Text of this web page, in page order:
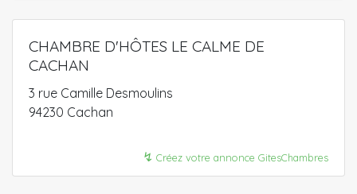
CHAMBRE D'HÔTES LE CALME DE
CACHAN
3 rue Camille Desmoulins
94230 Cachan
↯ Créez votre annonce GitesChambres